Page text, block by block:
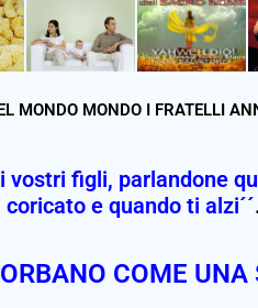
MONDO MONDO I FRATELLI
vostri figli, parlandone
e quando ti alzi´´
COME UNA